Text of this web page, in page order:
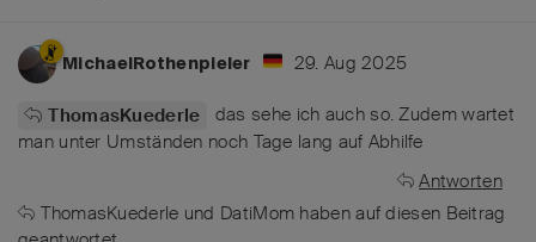
MichaelRothenpieler 29. Aug 2025
ThomasKuederle
das sehe ich auch so. Zudem wartet
man unter Umständen noch Tage lang auf Abhilfe
Antworten
ThomasKuederle und DatiMom habenauf diesen Beitrag